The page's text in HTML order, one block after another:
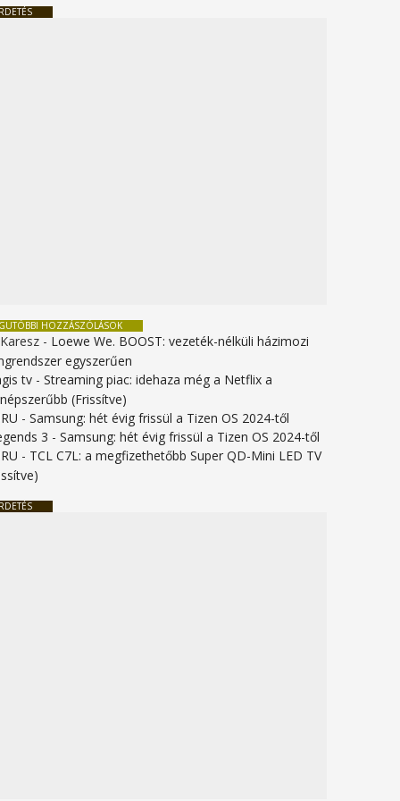
HOZZÁSZÓLÁSOK
- Loewe We. BOOST: vezeték-nélküli házimozi
egyszerűen
tv -Streaming piac: idehaza még a Netflix a
(Frissítve)
-Samsung: hét évig frissül a Tizen OS 2024-től
3 -Samsung: hét évig frissül a Tizen OS 2024-től
- TCL C7L: a megfizethetőbb Super QD-Mini LED TV